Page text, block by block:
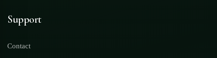
Support
Contact